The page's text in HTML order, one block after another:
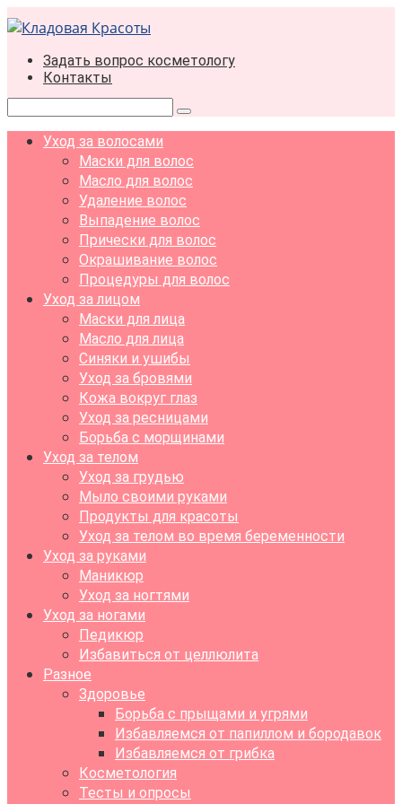
Перейти
к
контентуЗадать вопрос косметологу
Контакты
Поиск:
Уход за волосами
Маски для волос
Масло для волос
Удаление волос
Выпадение волос
Прически для волос
Окрашивание волос
Процедуры для волос
Уход за лицом
Маски для лица
Масло для лица
Синяки и ушибы
Уход за бровями
Кожа вокруг глаз
Уход за ресницами
Борьба с морщинами
Уход за телом
Уход за грудью
Мыло своими руками
Продукты для красоты
Уход за телом во время беременности
Уход за руками
Маникюр
Уход за ногтями
Уход за ногами
Педикюр
Избавиться от целлюлита
Разное
Здоровье
Борьба с прыщами и угрями
Избавляемся от папиллом и бородавок
Избавляемся от грибка
Косметология
Тесты и опросы